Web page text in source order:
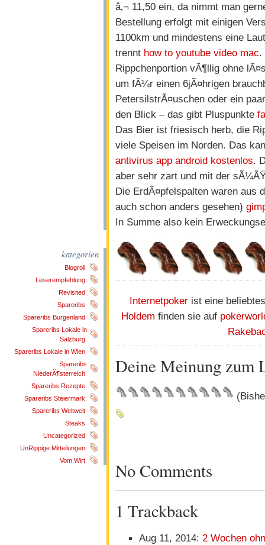
kategorien
Blogroll
Leserempfehlung
Revisited
Spareribs
Spareribs Burgenland
Spareribs Lokale in
Salzburg
Spareribs Lokale in Wien
Spareribs
NiederÃ¶sterreich
Spareribs Rezepte
Spareribs Steiermark
Spareribs Weltweit
Steaks
Uncategorized
UnRippige Mitteilungen
Vom Wirt
â‚¬ 11,50 ein, da nimmt man
Bestellung erfolgt mit einigen
1100km und mindestens eine
trennt how to youtube video mac.
Rippchenportion vÃ¶llig ohne
um fÃ¼r einen 6jÃ¤hrigen
PetersilstrÃ¤uschen oder ein
den Blick – das gibt Pluspunkte
Das Bier ist friesisch herb, die
viele Speisen im Norden. Das
antivirus app android kostenlos.
aber sehr zart und mit der
Die ErdÃ¤pfelspalten waren aus
auch schon anders gesehen)
In Summe also kein
Internetpoker ist eine
Holdem finden sie auf
Deine Meinung zum
No Comments
1 Trackback
Aug 11, 2014: 2 Wochen